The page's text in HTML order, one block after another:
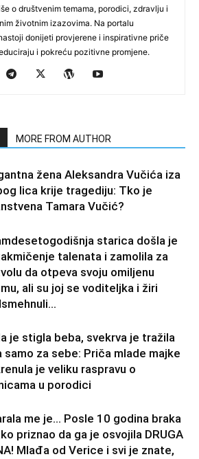
o društvenim temama, porodici, zdravlju i
životnim izazovima. Na portalu
donijeti provjerene i inspirativne priče
i pokreću pozitivne promjene.
MORE FROM AUTHOR
žena Aleksandra Vučića iza
lica krije tragediju: Tko je
Tamara Vučić?
starica došla je
talenata i zamolila za
da otpeva svoju omiljenu
ali su joj se voditeljka i žiri
je stigla beba, svekrva je tražila
samo za sebe: Priča mlade majke
je veliku raspravu o
u porodici
me je… Posle 10 godina braka
priznao da ga je osvojila DRUGA
Mlađa od Verice i svi je znate,